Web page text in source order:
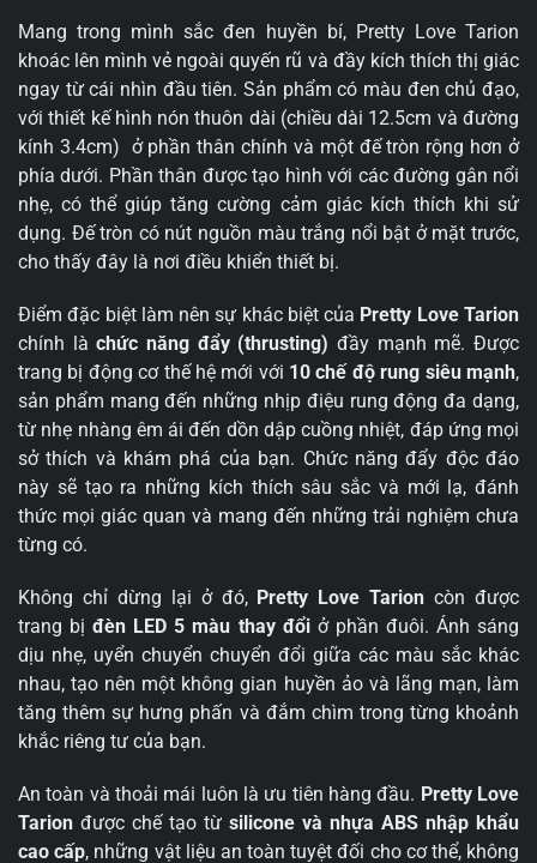
Mang trong mình sắc đen huyền bí, Pretty Love Tarion
khoác lên mình vẻ ngoài quyến rũ và đầy kích thích thị giác
ngay từ cái nhìn đầu tiên. Sản phẩm có màu đen chủ đạo,
với thiết kế hình nón thuôn dài (chiều dài 12.5cm và đường
kính 3.4cm) ở phần thân chính và một đế tròn rộng hơn ở
phía dưới. Phần thân được tạo hình với các đường gân nổi
nhẹ, có thể giúp tăng cường cảm giác kích thích khi sử
dụng. Đế tròn có nút nguồn màu trắng nổi bật ở mặt trước,
cho thấy đây là nơi điều khiển thiết bị.
Điểm đặc biệt làm nên sự khác biệt của Pretty Love Tarion
chính làchức năng đẩy (thrusting) đầy mạnh mẽ. Được
trang bị động cơ thế hệ mới với 10 chế độ rung siêu mạnh,
sản phẩm mang đến những nhịp điệu rung động đa dạng,
từ nhẹ nhàng êm ái đến dồn dập cuồng nhiệt, đáp ứng mọi
sở thích và khám phá của bạn. Chức năng đẩy độc đáo
này sẽ tạo ra những kích thích sâu sắc và mới lạ, đánh
thức mọi giác quan và mang đến những trải nghiệm chưa
từng có.
Không chỉ dừng lại ở đó, Pretty Love Tarion còn được
trang bịđèn LED 5 màu thay đổiở phần đuôi. Ánh sáng
dịu nhẹ, uyển chuyển chuyển đổi giữa các màu sắc khác
nhau, tạo nên một không gian huyền ảo và lãng mạn, làm
tăng thêm sự hưng phấn và đắm chìm trong từng khoảnh
khắc riêng tư của bạn.
An toàn và thoải mái luôn là ưu tiên hàng đầu. Pretty Love
Tarion được chế tạo từ silicone và nhựa ABS nhập khẩu
cao cấp, những vật liệu an toàn tuyệt đối cho cơ thể, không